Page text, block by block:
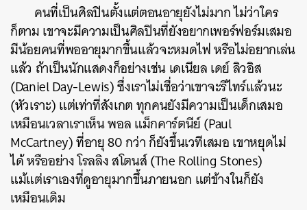
คนที่เป็นศิลปินตั้งแต่ตอนอายุยังไม่มาก ไม่ว่าใคร
ก็ตาม เขาจะมีความเป็นศิลปินที่ยังอยากเพอร์ฟอร์มเสมอ
มีน้อยคนที่พออายุมากขึ้นแล้วจะหมดไฟ หรือไม่อยากเล่น
แล้ว ถ้าเป็นนักแสดงก็อย่างเช่น เดเนียล เดย์ ลิวอิส
(Daniel Day-Lewis)ซึ่งเราไม่เชื่อว่าเขาจะรีไทร์แล้วนะ
(หัวเราะ) แต่เท่าที่สังเกต ทุกคนยังมีความเป็นเด็กเสมอ
เหมือนเวลาเราเห็น พอล แม็กคาร์ตนีย์ (Paul
McCartney) ที่อายุ 80 กว่า ก็ยังขึ้นเวทีเสมอ เขาหยุดไม่
ได้ หรืออย่าง โรลลิง สโตนส์ (The Rolling Stones)
แม้แต่เราเองที่ดูอายุมากขึ้นภายนอก แต่ข้างในก็ยัง
เหมือนเดิม